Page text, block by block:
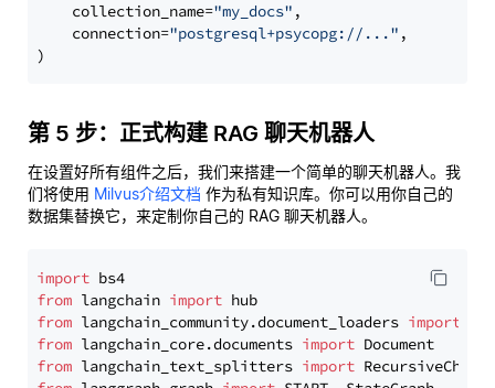
    collection_name=
"my_docs" ,
    connection=
"postgresql+psycopg://..." ,
第 5 步：正式构建 RAG 聊天机器人
在设置好所有组件之后，我们来搭建一个简单的聊天机器人。我
们将使用 Milvus介绍文档 作为私有知识库。你可以用你自己的
数据集替换它，来定制你自己的 RAG 聊天机器人。
import
from langchain import
from langchain_community.document_loaders import
from langchain_core.documents import
from langchain_text_splitters import